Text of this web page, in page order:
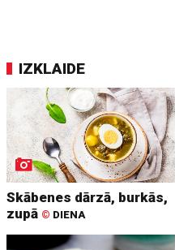
IZKLAIDE
Skābenes dārzā, burkās,
zupā © DIENA